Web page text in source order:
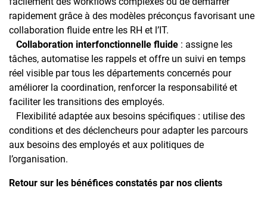
rapidement grâce à des modèles préconçus favorisant une
collaboration fluide entre les RH et l’IT.
Collaboration interfonctionnelle fluide : assigne les
tâches, automatise les rappels et offre un suivi en temps
réel visible par tous les départements concernés pour
améliorer la coordination, renforcer la responsabilité et
faciliter les transitions des employés.
Flexibilité adaptée aux besoins spécifiques : utilise des
conditions et des déclencheurs pour adapter les parcours
aux besoins des employés et aux politiques de
l’organisation.
Retour sur les bénéfices constatés par nos clients